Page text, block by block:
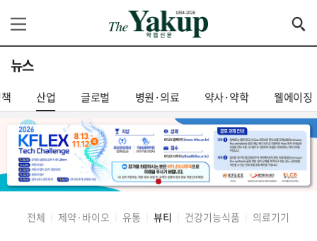
뉴스
산업 글로벌 병원·의료 약사·약학 웰에이징
전체 제약·바이오 유통 뷰티 건강기능식품 의료기기